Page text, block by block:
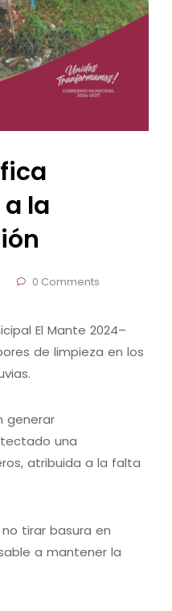
la
0 Comments
El Mante 2024–
de limpieza en los
generar
una
atribuida a la falta
tirar basura en
a mantener la